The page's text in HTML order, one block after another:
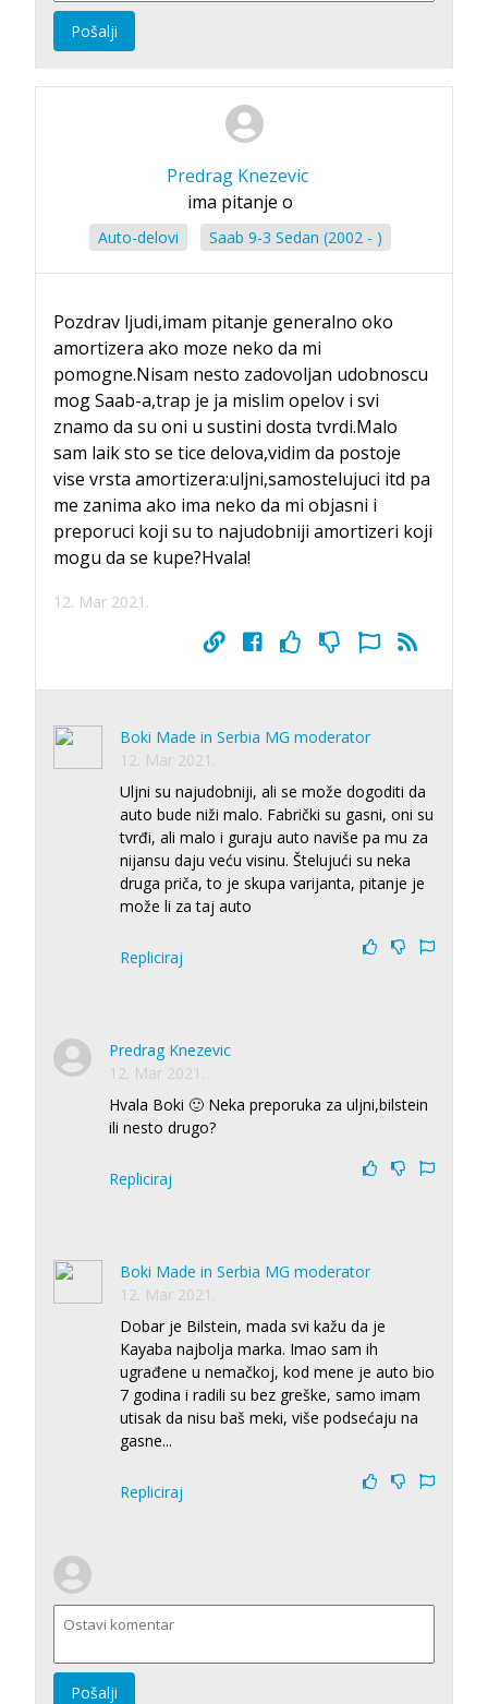
Pošalji
Predrag Knezevic
ima pitanje o
Auto-delovi Saab 9-3 Sedan (2002 - )
Pozdrav ljudi,imam pitanje generalno oko
amortizera ako moze neko da mi
pomogne.Nisam nesto zadovoljan udobnoscu
mog Saab-a,trap je ja mislim opelov i svi
znamo da su oni u sustini dosta tvrdi.Malo
sam laik sto se tice delova,vidim da postoje
vise vrsta amortizera:uljni,samostelujuci itd pa
me zanima ako ima neko da mi objasni i
preporuci koji su to najudobniji amortizeri koji
mogu da se kupe?Hvala!
12. Mar 2021.
Boki Made in Serbia MG moderator
12. Mar 2021.
Uljni su najudobniji, ali se može dogoditi da
auto bude niži malo. Fabrički su gasni, oni su
tvrđi, ali malo i guraju auto naviše pa mu za
nijansu daju veću visinu. Štelujući su neka
druga priča, to je skupa varijanta, pitanje je
može li za taj auto
Repliciraj
Predrag Knezevic
12. Mar 2021.
Hvala Boki 🙂 Neka preporuka za uljni,bilstein
ili nesto drugo?
Repliciraj
Boki Made in Serbia MG moderator
12. Mar 2021.
Dobar je Bilstein, mada svi kažu da je
Kayaba najbolja marka. Imao sam ih
ugrađene u nemačkoj, kod mene je auto bio
7 godina i radili su bez greške, samo imam
utisak da nisu baš meki, više podsećaju na
gasne...
Repliciraj
Pošalji